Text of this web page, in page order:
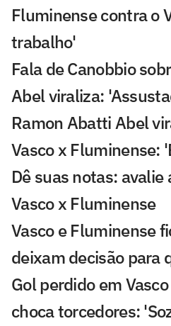
Fluminense contra o
trabalho'
Fala de Canobbio
Abel viraliza:
Ramon Abatti Abel
Vasco x Fluminense:
Dê suas notas: avalie
Vasco x Fluminense
Vasco e Fluminense
deixam decisão para
Gol perdido em
choca torcedores: